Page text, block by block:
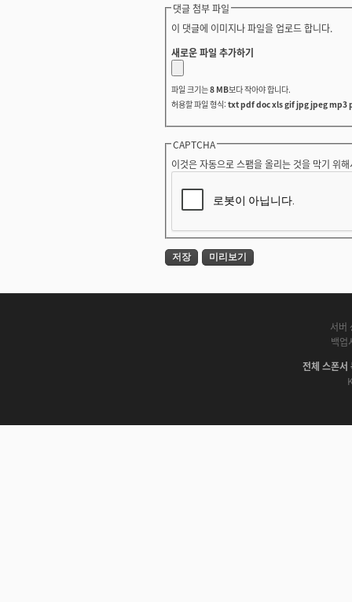
댓글 첨부 파일
이 댓글에 이미지나 파일을 업로드 합니다.
새로운 파일 추가하기
파일 크기는8 MB보다 작아야 합니다.
허용할 파일 형식: txt pdf doc xls gif jpg jpeg mp3
CAPTCHA
이것은 자동으로 스팸을 올리는 것을 막기 위
서버
백업
전체 스폰서